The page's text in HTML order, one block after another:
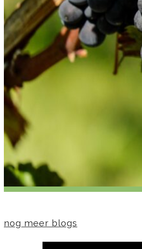
nog meer blogs